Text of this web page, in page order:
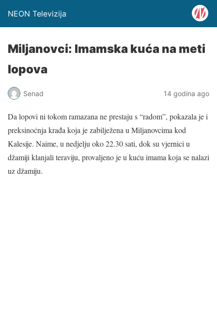
NEON Televizija
Miljanovci: Imamska kuća na meti
lopova
Senad 14 godina ago
Da lopovi ni tokom ramazana ne prestaju s “radom”, pokazala je i
preksinoćnja krađa koja je zabilježena u Miljanovcima kod
Kalesije. Naime, u nedjelju oko 22.30 sati, dok su vjernici u
džamiji klanjali teraviju, provaljeno je u kuću imama koja se nalazi
uz džamiju.